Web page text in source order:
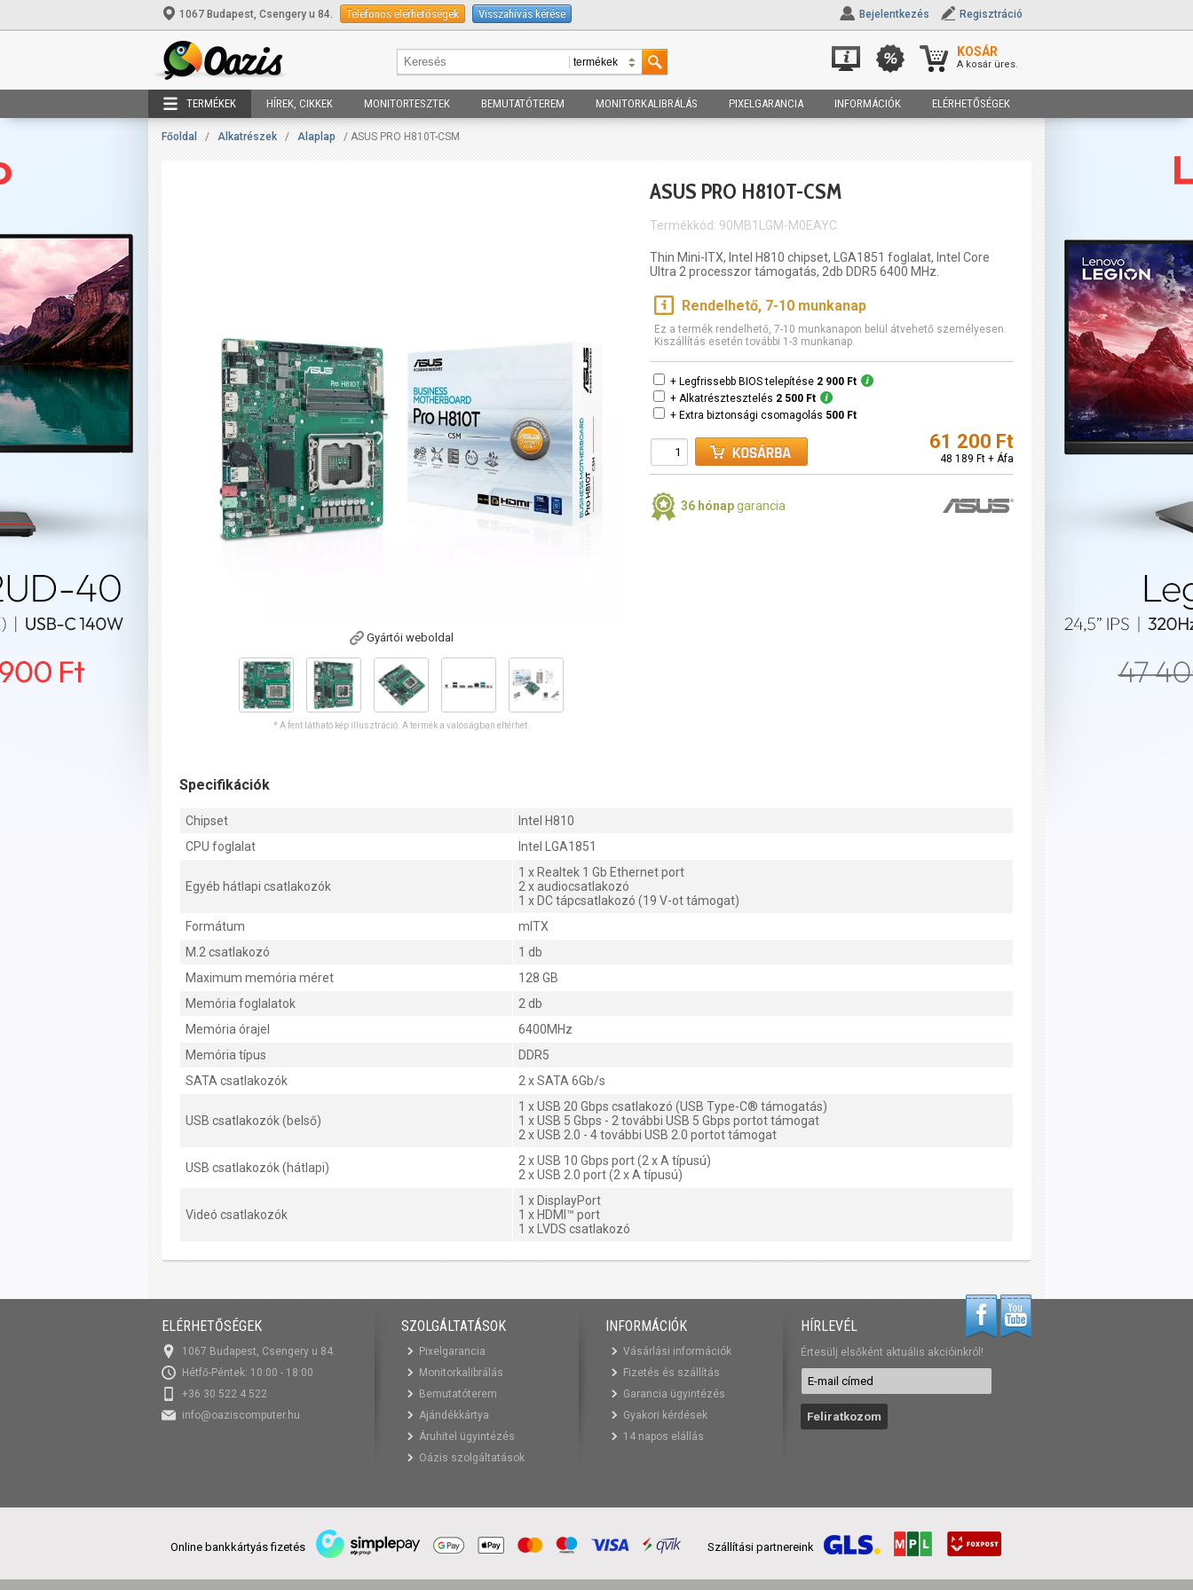
1067 Budapest, Csengery u 84. Telefonos elérhetőségek Visszahívás kérése Bejelentkezés Regisztráció
KOSÁR
A kosár üres.
TERMÉKEK HÍREK, CIKKEK MONITORTESZTEK BEMUTATÓTEREM MONITORKALIBRÁLÁS PIXELGARANCIA INFORMÁCIÓK ELÉRHETŐSÉGEK
Főoldal / Alkatrészek / Alaplap / ASUS PRO H810T-CSM
Gyártói weboldal
* A fent látható kép illusztráció. A termék a valóságban eltérhet.
ASUS PRO H810T-CSM
Termékkód: 90MB1LGM-M0EAYC
Thin Mini-ITX, Intel H810 chipset, LGA1851 foglalat, Intel Core
Ultra 2 processzor támogatás, 2db DDR5 6400 MHz.
Rendelhető, 7-10 munkanap
Ez a termék rendelhető, 7-10 munkanapon belül átvehető személyesen.
Kiszállítás esetén további 1-3 munkanap.
+ Legfrissebb BIOS telepítése 2 900 Ft
+ Alkatrésztesztelés 2 500 Ft
+ Extra biztonsági csomagolás 500 Ft
61 200 Ft
48 189 Ft + Áfa
36 hónapgarancia
Specifikációk
Chipset
Intel H810
CPU foglalat
Intel LGA1851
Egyéb hátlapi csatlakozók
1 x Realtek 1 Gb Ethernet port
2 x audiocsatlakozó
1 x DC tápcsatlakozó (19 V-ot támogat)
Formátum
mITX
M.2 csatlakozó
1 db
Maximum memória méret
128 GB
Memória foglalatok
2 db
Memória órajel
6400MHz
Memória típus
DDR5
SATA csatlakozók
2 x SATA 6Gb/s
USB csatlakozók (belső)
1 x USB 20 Gbps csatlakozó (USB Type-C® támogatás)
1 x USB 5 Gbps - 2 további USB 5 Gbps portot támogat
2 x USB 2.0 - 4 további USB 2.0 portot támogat
USB csatlakozók (hátlapi)
2 x USB 10 Gbps port (2 x A típusú)
2 x USB 2.0 port (2 x A típusú)
Videó csatlakozók
1 x DisplayPort
1 x HDMI™ port
1 x LVDS csatlakozó
ELÉRHETŐSÉGEK
1067 Budapest, Csengery u 84.
Hétfő-Péntek: 10:00 - 18:00
+36 30 522 4 522
info@oaziscomputer.hu
SZOLGÁLTATÁSOK
Pixelgarancia
Monitorkalibrálás
Bemutatóterem
Ajándékkártya
Áruhitel ügyintézés
Oázis szolgáltatások
INFORMÁCIÓK
Vásárlási információk
Fizetés és szállítás
Garancia ügyintézés
Gyakori kérdések
14 napos elállás
HÍRLEVÉL
Értesülj elsőként aktuális akcióinkról!
Online bankkártyás fizetés Szállítási partnereink